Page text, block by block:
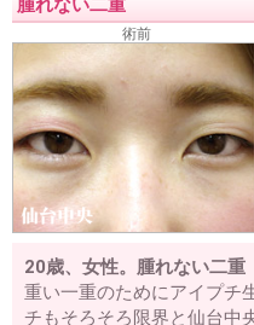
腫れない二重
術前
20歳、女性。腫れない二重
重い一重のためにアイプチ
チもそろそろ限界と仙台中